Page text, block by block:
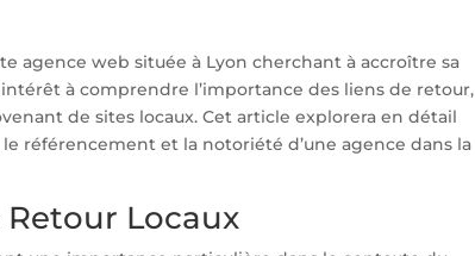
agence web située à Lyon cherchant à accroître sa
à comprendre l’importance des liens de retour,
de sites locaux. Cet article explorera en détail
référencement et la notoriété d’une agence dans la
Locaux